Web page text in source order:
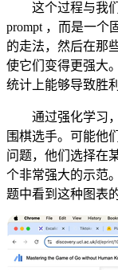
这个过程与我们
prompt ，而是一个
的走法，然后在那
使它们变得更强大
统计上能够导致胜
通过强化学习，
围棋选手。可能他
问题，他们选择在
个非常强大的示范
题中看到这种图表